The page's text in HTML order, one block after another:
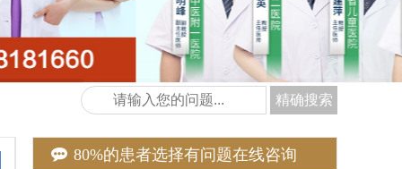
精确搜索
80%的患者选择有问题在线咨询